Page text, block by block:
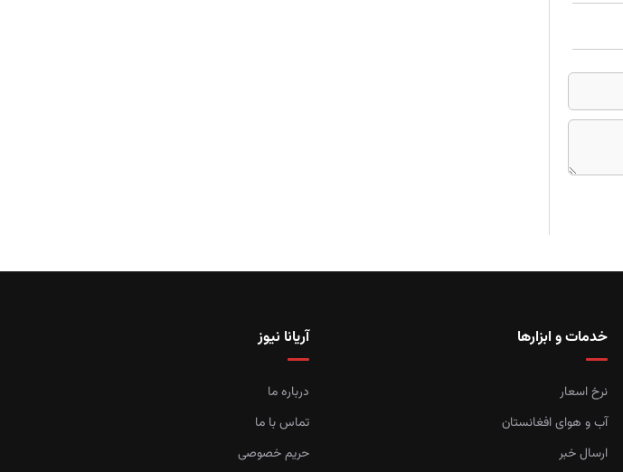
خدمات و ابزارها
نرخ اسعار
آب و هوای افغانستان
ارسال خبر
آریانا نیوز
درباره ما
تماس با ما
حریم خصوصی